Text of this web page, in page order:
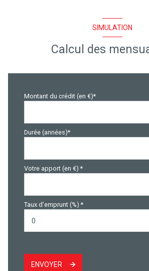
SIMULATION
Calcul des
Montant du crédit (en €)*
Durée (années)*
Votre apport (en €) *
Taux d'emprunt (%) *
ENVOYER